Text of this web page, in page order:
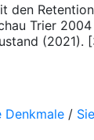
den
Trier
(2021).
Denkmale /